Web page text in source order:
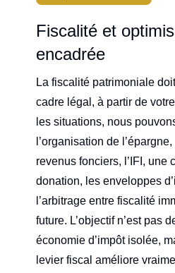
Fiscalité et
encadrée
La fiscalité patrimoniale
cadre légal, à partir de
les situations, nous
l’organisation de
revenus fonciers, l’IFI, une
donation, les enveloppes
l’arbitrage entre fiscalité
future. L’objectif n’est pas
économie d’impôt isolée,
levier fiscal améliore